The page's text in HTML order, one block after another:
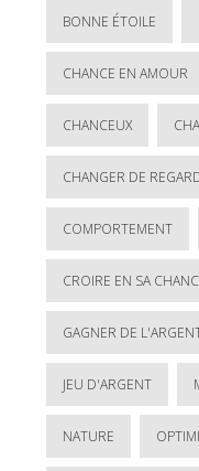
BONNE ÉTOILE
CHANCE EN AMOUR
CHANCEUX
CHANGER DE
COMPORTEMENT
CROIRE EN SA
GAGNER DE
JEU D'ARGENT
NATURE